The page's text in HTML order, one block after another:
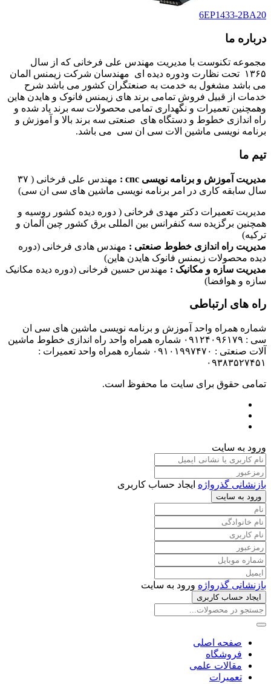
6EP1433-2BA20
درباره ما
مجموعه تکنوست با مدیریت مهندس علی فرخانی که از سال
۱۳۶۵ تحت نظارت ودوره دیده ای مهندسان شرکت زیمنس المان
می باشد مشغول به خدمت به صنعتگران کشور می باشد شرح
خدمات از قبیل فروش تمامی برند های زیمنس فانوک و هایدن هاین
وهمچنین تعمیرات و نگهداری تمامی محصولات سه برند یاد شده و
راه اندازی خطوط و دستگاه های صنعتی سه برند بالا و آموزش و
برنامه نویسی ماشین الات سی ان سی می باشد.
تیم ما
مدیریت آموزش و برنامه نویسی cnc :
مهندس علی فرخانی ( ۳۷
سال سابقه کاری در امر برنامه نویسی ماشین های سی ان سی)
مدیریت تعمیرات دکتر مهدی فرخانی ( دوره دیده کشور روسیه و
همچنین برگزیده سه کنفرانس بین المللی برق کشور چین آلمان و
ترکیه)
مدیریت راه اندازی خطوط صنعتی : مهندس هادی فرخانی (دوره
دیده محصولات زیمنس فانوک هایدن هاین)
مدیریت سازه و مکانیک : مهندس حسین فرخانی (دوره دیده مکانیک
سازه و هوافضا)
راه های ارتباطی
شماره همراه واحد آموزش و برنامه نویسی ماشین های سی ان
سی : ۰۹۱۲۴۰۹۶۱۷۹ شماره همراه واحد راه اندازی خطوط ماشین
آلات صنعتی : ۰۹۱۰۱۹۹۷۴۷۰ شماره همراه واحد تعمیرات :
۰۹۳۸۳۵۲۷۴۵۱
تمامی حقوق برای سایت ما محفوظ است.
ورود به سایت
بازنشانی گذرواژه ایجاد حساب کاربری
ورود به سایت
بازنشانی گذرواژه ورود به سایت
ایجاد حساب کاربری
صفحه اصلی
فروشگاه
مقالات علمی
تعمیرات